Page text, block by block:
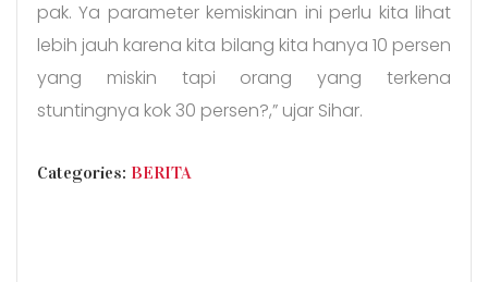
pak. Ya parameter kemiskinan ini perlu kita lihat
lebih jauh karena kita bilang kita hanya 10 persen
yang miskin tapi orang yang terkena
stuntingnya kok 30 persen?,” ujar Sihar.
CATEGORIES
Categories: BERITA